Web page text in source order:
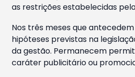
as restrições estabelecidas
Nos três meses que
hipóteses previstas na
da gestão. Permanecem
caráter publicitário ou